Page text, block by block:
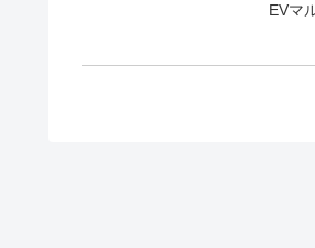
EVマ